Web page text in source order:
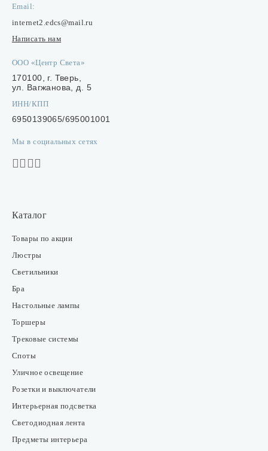
Email:
internet2.edcs@mail.ru
Написать нам
ООО «Центр Света»
170100, г. Тверь,
ул. Вагжанова, д. 5
ИНН/КПП
6950139065/695001001
Мы в социальных сетях
Каталог
Товары по акции
Люстры
Светильники
Бра
Настольные лампы
Торшеры
Трековые системы
Споты
Уличное освещение
Розетки и выключатели
Интерьерная подсветка
Светодиодная лента
Предметы интерьера